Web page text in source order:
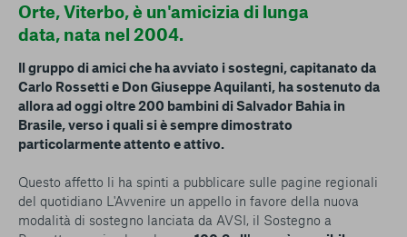
Orte, Viterbo, è un'amicizia di lunga
data, nata nel 2004.
Il gruppo di amici che ha avviato i sostegni, capitanato da
Carlo Rossetti e Don Giuseppe Aquilanti, ha sostenuto da
allora ad oggi oltre 200 bambini di Salvador Bahia in
Brasile, verso i quali si è sempre dimostrato
particolarmente attento e attivo.
Questo affetto li ha spinti a pubblicare sulle pagine regionali
del quotidiano L'Avvenire un appello in favore della nuova
modalità di sostegno lanciata da AVSI, il Sostegno a